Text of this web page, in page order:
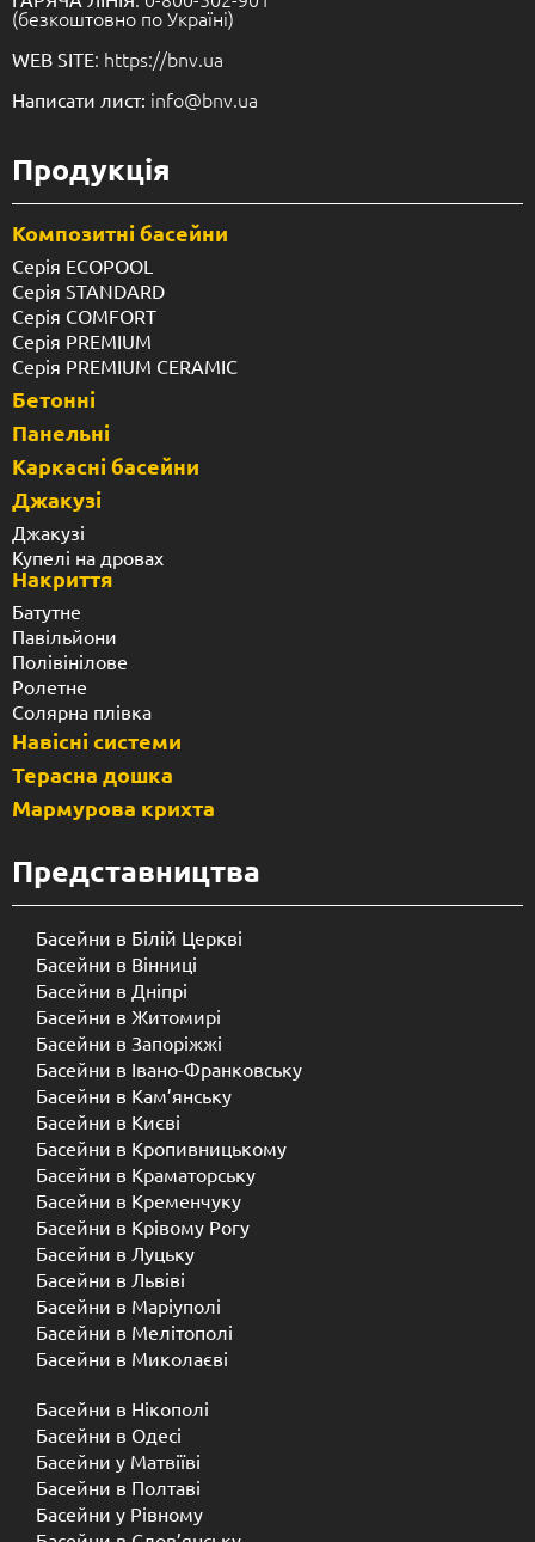
(безкоштовно по Україні)
WEB SITE: https://bnv.ua
Написати лист: info@bnv.ua
Продукція
Композитні басейни
Серія ECOPOOL
Серія STANDARD
Серія COMFORT
Серія PREMIUM
Серія PREMIUM CERAMIC
Бетонні
Панельні
Каркасні басейни
Джакузі
Джакузі
Купелі на дровах
Накриття
Батутне
Павільйони
Полівінілове
Ролетне
Солярна плівка
Навісні системи
Терасна дошка
Мармурова крихта
Представництва
Басейни в Білій Церкві
Басейни в Вінниці
Басейни в Дніпрі
Басейни в Житомирі
Басейни в Запоріжжі
Басейни в Івано-Франковську
Басейни в Кам’янську
Басейни в Києві
Басейни в Кропивницькому
Басейни в Краматорську
Басейни в Кременчуку
Басейни в Крівому Рогу
Басейни в Луцьку
Басейни в Львіві
Басейни в Маріуполі
Басейни в Мелітополі
Басейни в Миколаєві
Басейни в Нікополі
Басейни в Одесі
Басейни у Матвіїві
Басейни в Полтаві
Басейни у ​​Рівному